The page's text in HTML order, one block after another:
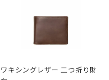
ワキシングレザー 二つ折り財